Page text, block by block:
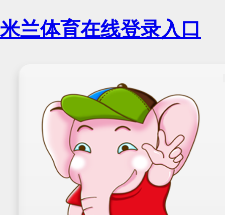
米兰体育在线登录入口